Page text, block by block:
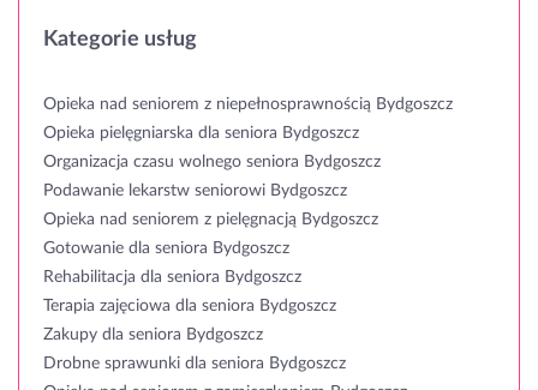
Kategorie usług
Opieka nad seniorem z niepełnosprawnością Bydgoszcz
Opieka pielęgniarska dla seniora Bydgoszcz
Organizacja czasu wolnego seniora Bydgoszcz
Podawanie lekarstw seniorowi Bydgoszcz
Opieka nad seniorem z pielęgnacją Bydgoszcz
Gotowanie dla seniora Bydgoszcz
Rehabilitacja dla seniora Bydgoszcz
Terapia zajęciowa dla seniora Bydgoszcz
Zakupy dla seniora Bydgoszcz
Drobne sprawunki dla seniora Bydgoszcz